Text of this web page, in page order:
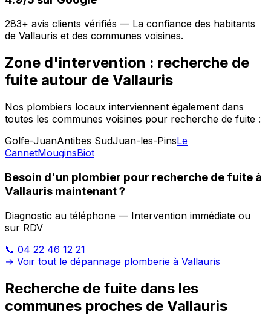
283+ avis clients vérifiés — La confiance des habitants
de Vallauris et des communes voisines.
Zone d'intervention : recherche de
fuite autour de Vallauris
Nos plombiers locaux interviennent également dans
toutes les communes voisines pour recherche de fuite :
Golfe-JuanAntibes SudJuan-les-PinsLe
CannetMouginsBiot
Besoin d'un plombier pour recherche de fuite à
Vallauris maintenant ?
Diagnostic au téléphone — Intervention immédiate ou
sur RDV
📞 04 22 46 12 21
→ Voir tout le dépannage plomberie à Vallauris
Recherche de fuite dans les
communes proches de Vallauris